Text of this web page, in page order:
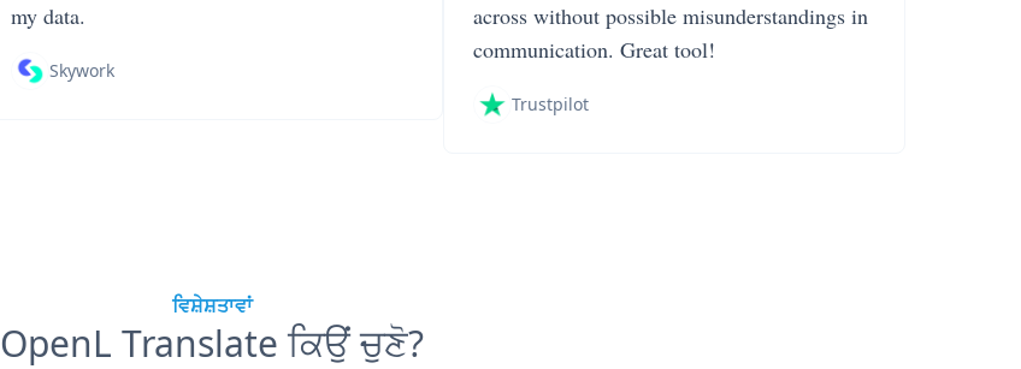
my data.
Skywork
across without possible misunderstandings in
communication. Great tool!
Trustpilot
ਵਿਸ਼ੇਸ਼ਤਾਵਾਂ
OpenL Translate ਕਿਉਂ ਚੁਣੋ?